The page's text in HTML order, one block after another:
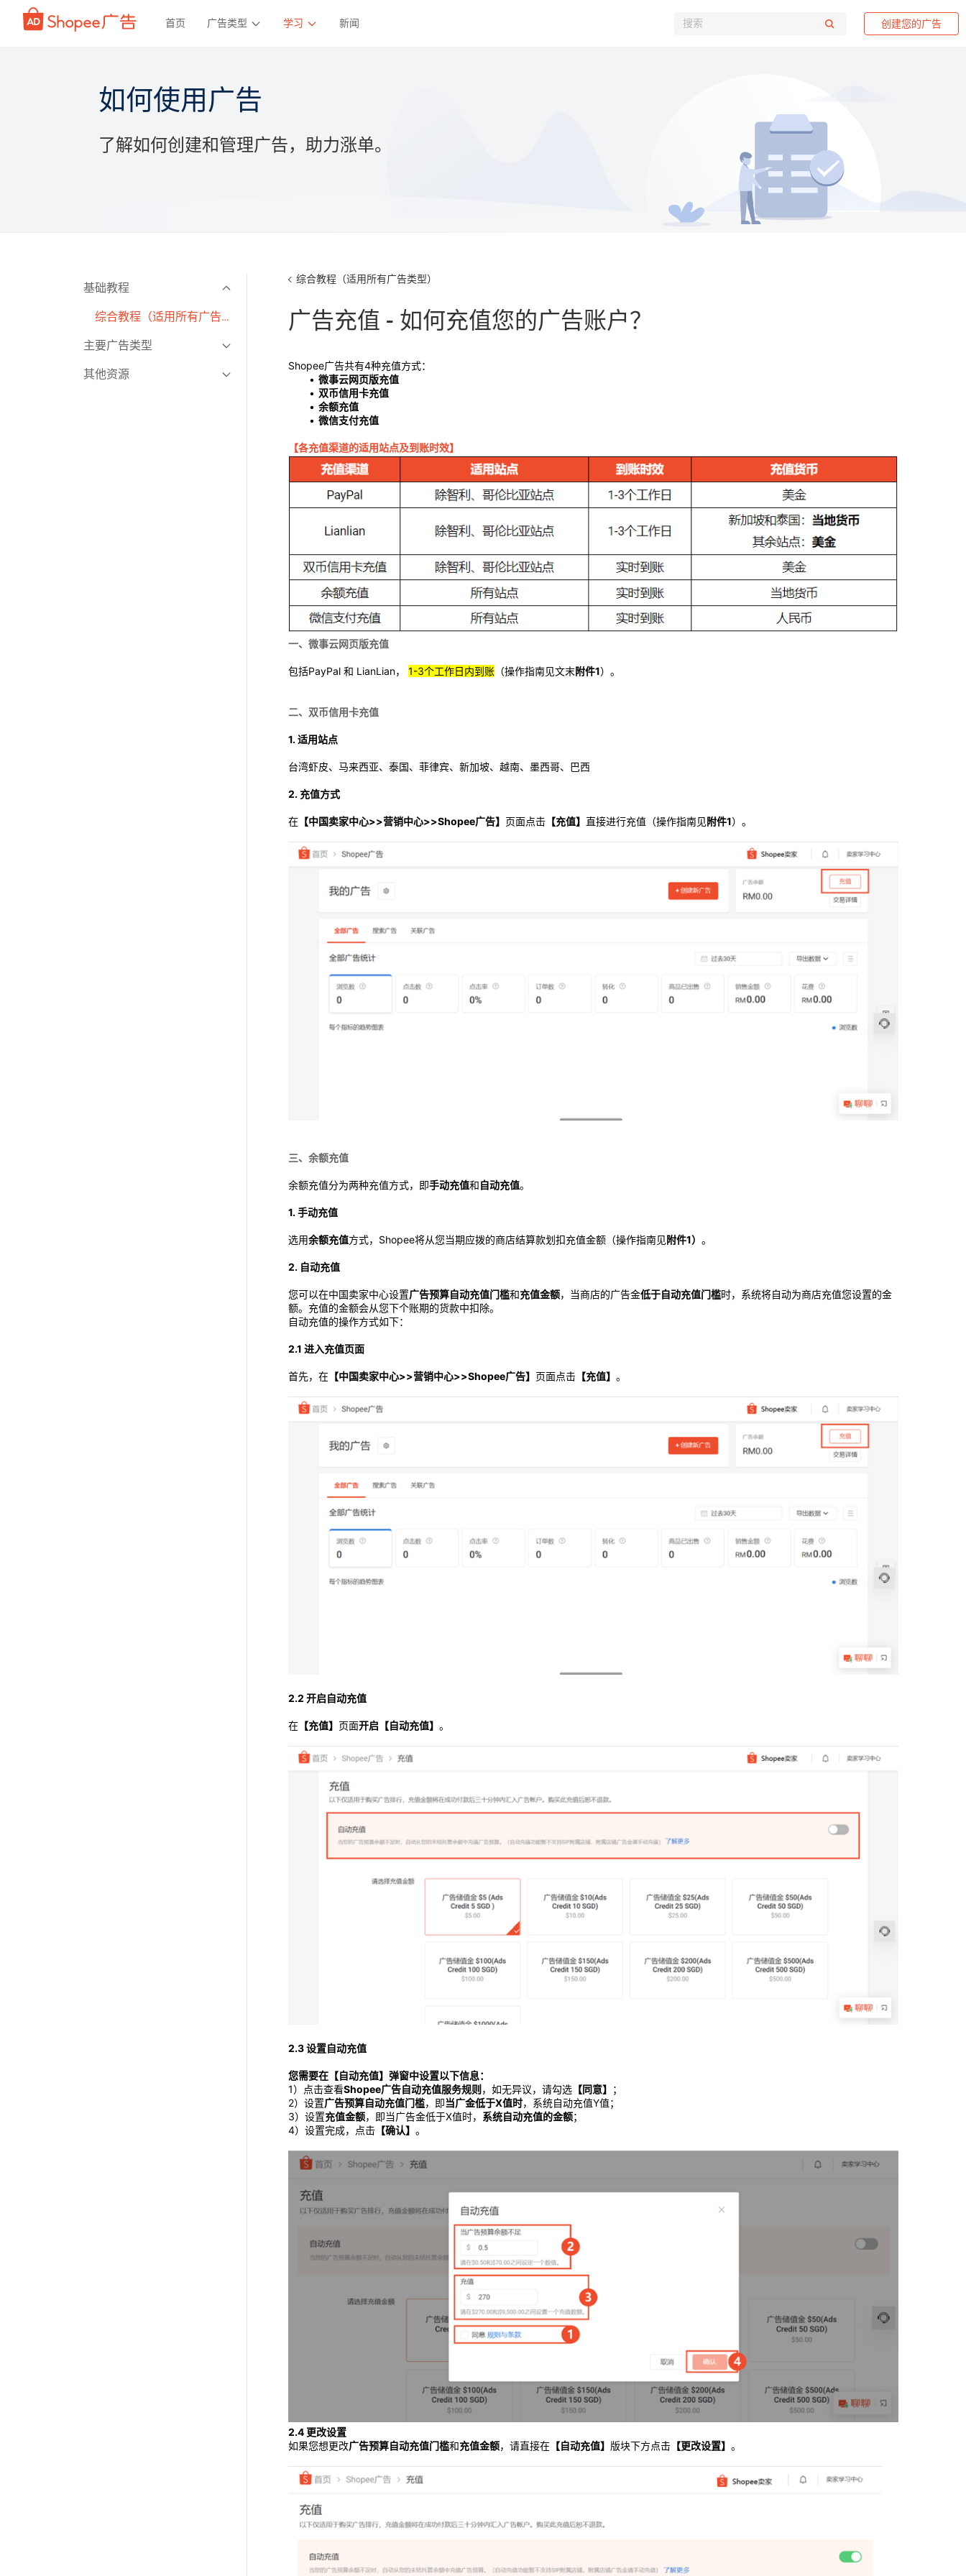
首页 广告类型 学习 新闻 创建您的广告
如何使用广告
了解如何创建和管理广告，助力涨单。
基础教程
综合教程（适用所有广告类
主要广告类型
全站推广（GMV Max）
其他资源
综合教程（适用所有广告类型）
广告充值 - 如何充值您的广告账户？
Shopee广告共有4种充值方式：
微事云网页版充值
双币信用卡充值
余额充值
微信支付充值
【各充值渠道的适用站点及到账时效】
一、微事云网页版充值
包括PayPal 和 LianLian， 1-3个工作日内到账（操作指南见文末附件1）。
二、双币信用卡充值
1. 适用站点
台湾虾皮、马来西亚、泰国、菲律宾、新加坡、越南、墨西哥、巴西
2. 充值方式
在【中国卖家中心>>营销中心>>Shopee广告】 页面点击【充值】 直接进行充值（操作指南见附件1）。
三、余额充值
余额充值分为两种充值方式，即手动充值和自动充值。
1. 手动充值
选用余额充值方式，Shopee将从您当期应拨的商店结算款划扣充值金额（操作指南见附件1） 。
2. 自动充值
您可以在中国卖家中心设置广告预算自动充值门槛和充值金额，当商店的广告金低于自动充值门槛时，系统将自动为商店充值您设置的金
额。充值的金额会从您下个账期的货款中扣除。
自动充值的操作方式如下：
2.1 进入充值页面
首先，在【中国卖家中心>>营销中心>>Shopee广告】 页面点击【充值】 。
2.2 开启自动充值
在【充值】 页面开启【自动充值】 。
2.3 设置自动充值
您需要在【自动充值】弹窗中设置以下信息：
1）点击查看Shopee广告自动充值服务规则 ，如无异议，请勾选【同意】
；
2）设置广告预算自动充值门槛，即当广金低于X值时，系统自动充值Y值；
3）设置充值金额，即当广告金低于X值时， 系统自动充值的金额；
4）设置完成，点击【确认】 。
2.4 更改设置
如果您想更改广告预算自动充值门槛和充值金额，请直接在【自动充值】 版块下方点击【更改设置】 。